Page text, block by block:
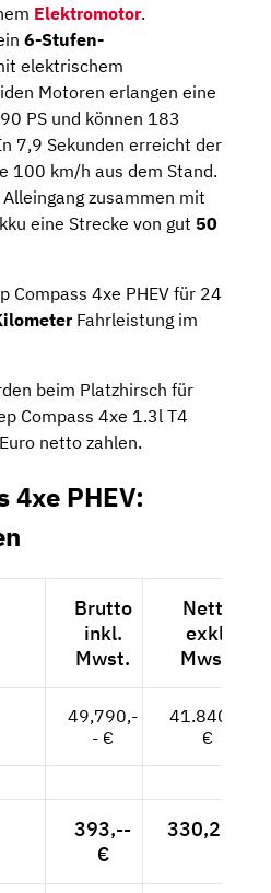
Elektromotor.
6-Stufen-
elektrischem
Motoren erlangen eine
PS und können 183
7,9 Sekunden erreicht der
100 km/h aus dem Stand.
zusammen mit
eine Strecke von gut 50
Compass 4xe PHEV für 24
Fahrleistung im
beim Platzhirsch für
Compass 4xe 1.3l T4
netto zahlen.
4xe PHEV:
Brutto
inkl.
Mwst.
Netto
exkl.
Mwst.
49,790,-
- €
41.840,--
€
393,--
€
330,25 €